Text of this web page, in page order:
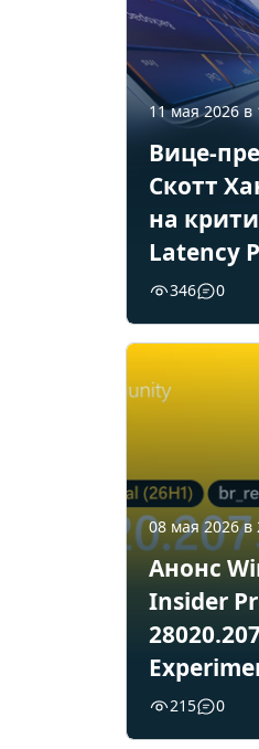
11 мая 2026 в
Вице-
Скотт
на
Latency
346 0
08 мая 2026 в
Анонс
Insider
215 0